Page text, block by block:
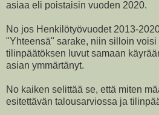
asiaa eli poistaisin vuoden 2020.
No jos Henkilötyövuodet 2013-
"Yhteensä" sarake, niin silloin
tilinpäätöksen luvut samaan
asian ymmärtänyt.
No kaiken selittää se, että miten
esitettävän talousarviossa ja